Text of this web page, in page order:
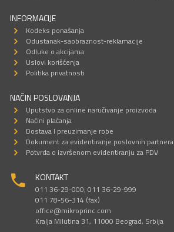
INFORMACIJE
Kodeks ponašanja
Odustanak-saobraznost-reklamacije
Odluke o akcijama
Uslovi korišćenja
Politika privatnosti
NAČIN POSLOVANJA
Uputstvo za online naručivanje proizvoda
Načini plaćanja
Dostava I preuzimanje robe
Dokument za evidentiranje poslovnih partnera
Potvrda o izvršenom evidentiranju za PDV
KONTAKT
011 36-29-000; 011 36-29-999
011 78-56-314 (fax)
office@mikroprinc.com
Kralja Milutina 31, 11000 Beograd, Srbija